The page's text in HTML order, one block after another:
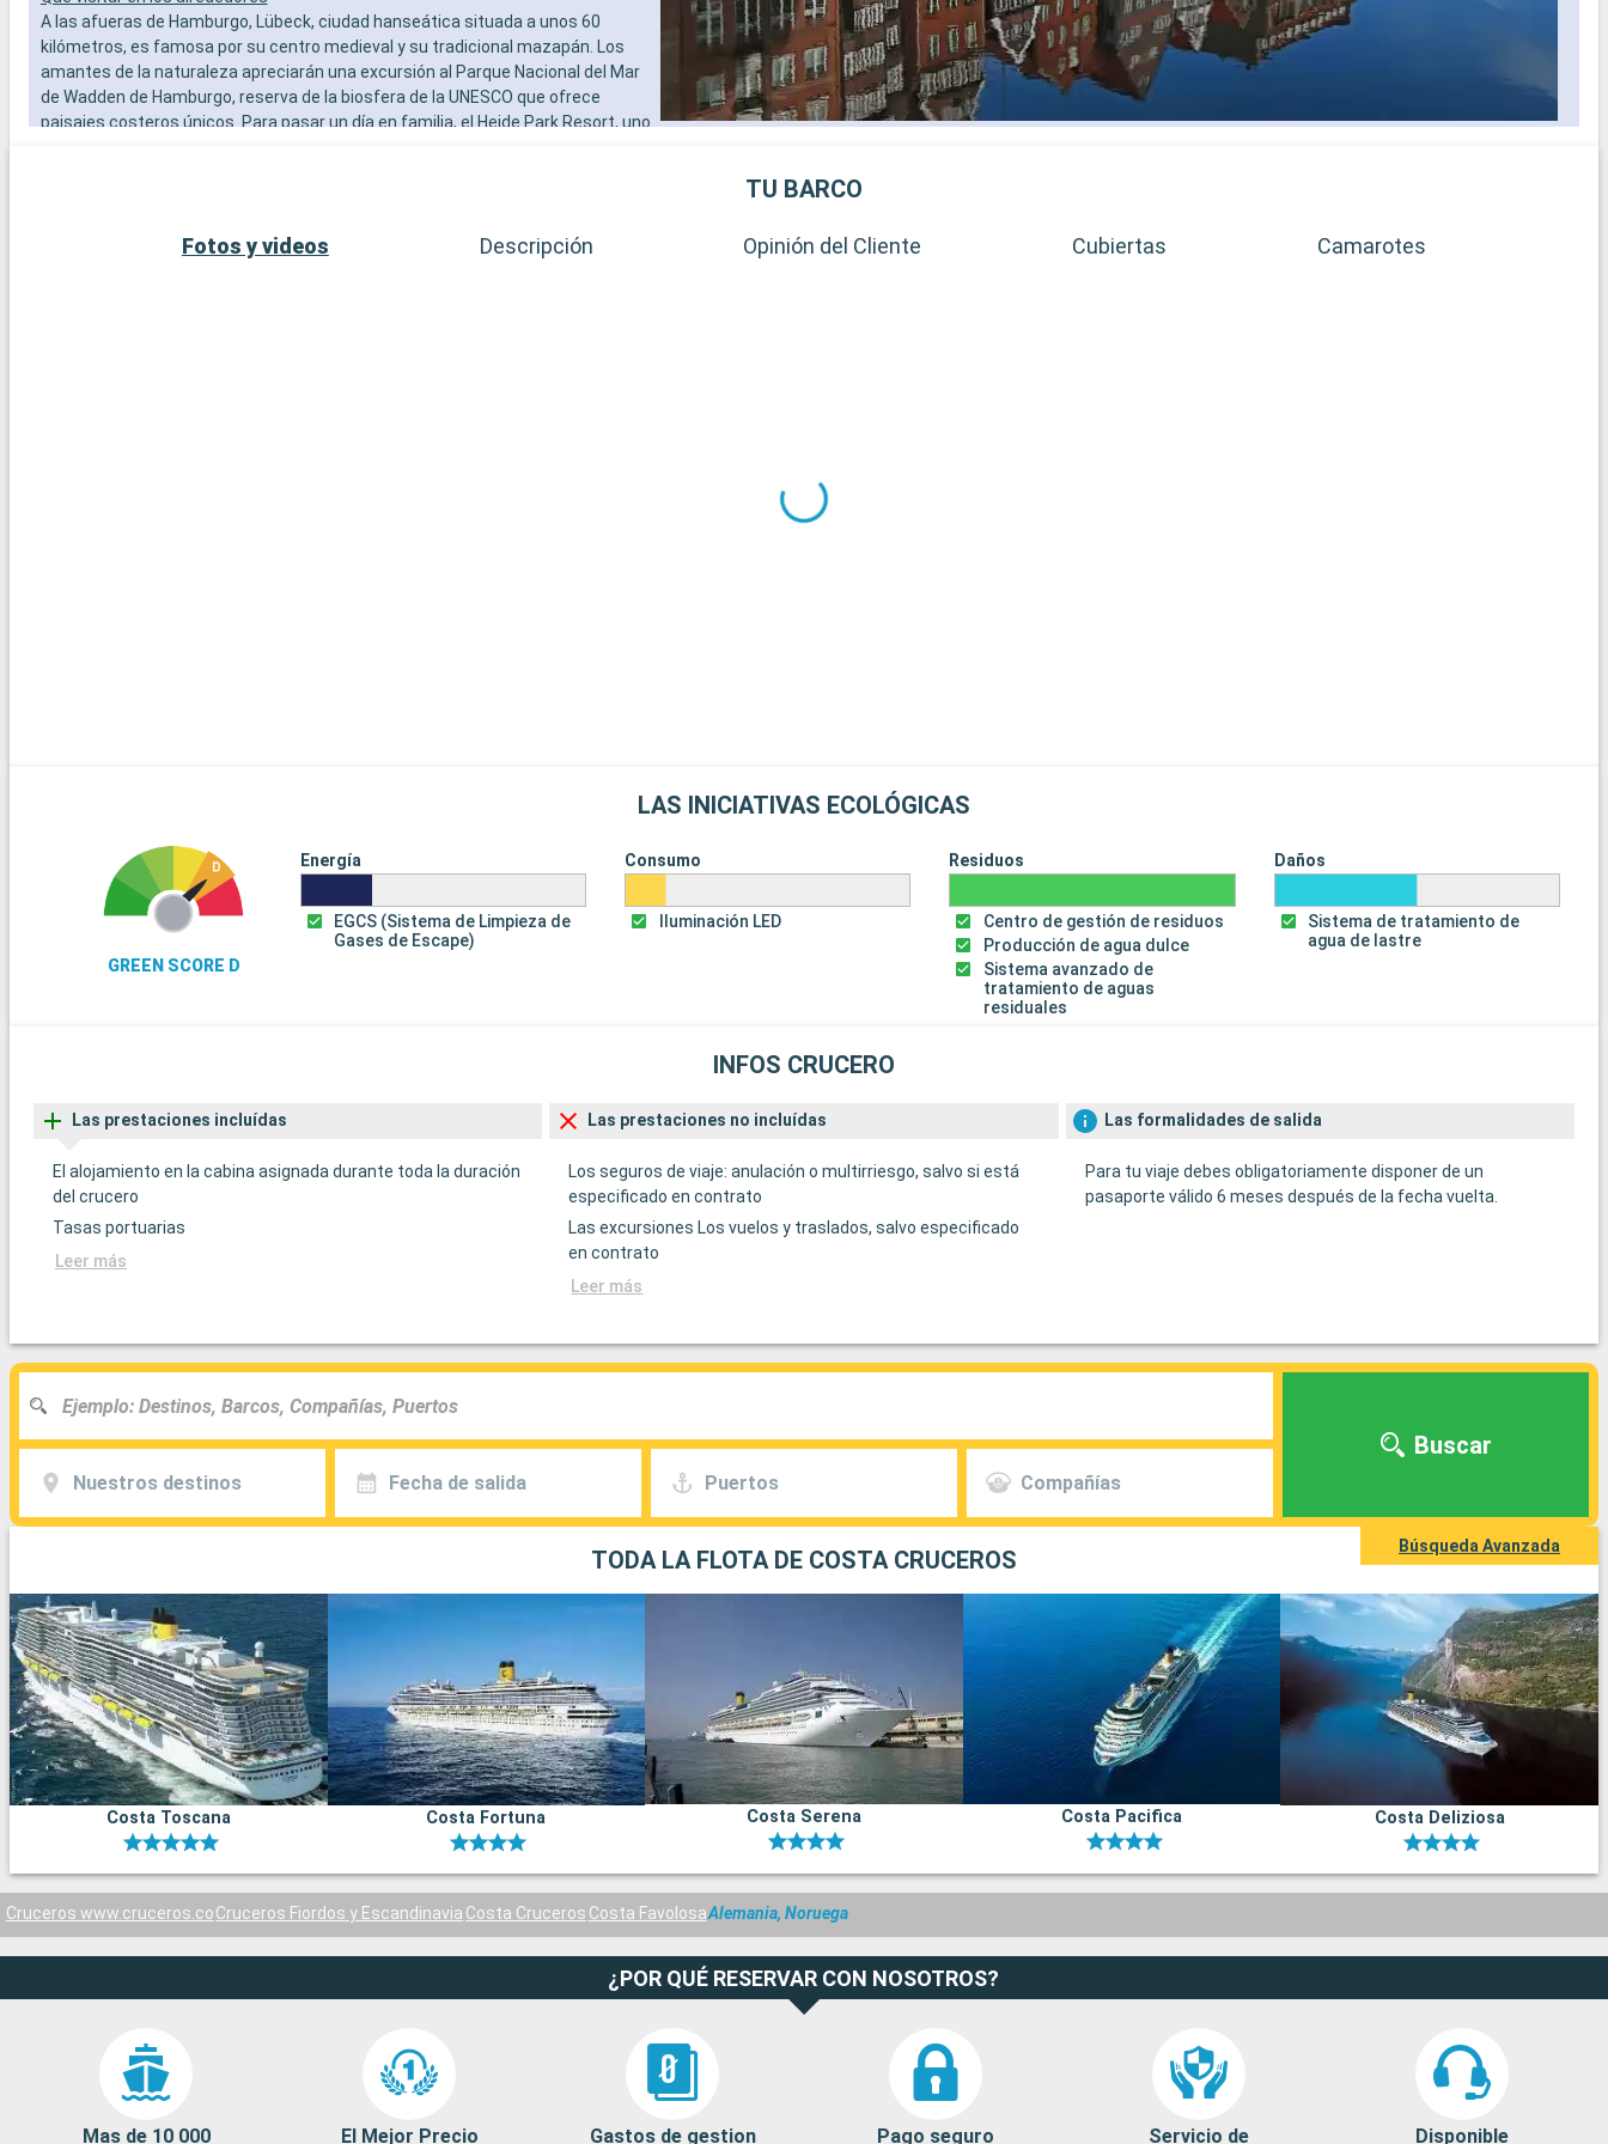
A las afueras de Hamburgo, Lübeck, ciudad hanseática situada a unos 60
kilómetros, es famosa por su centro medieval y su tradicional mazapán. Los
amantes de la naturaleza apreciarán una excursión al Parque Nacional del Mar
de Wadden de Hamburgo, reserva de la biosfera de la UNESCO que ofrece
paisajes costeros únicos. Para pasar un día en familia, el Heide Park Resort, uno
TU BARCO
Fotos y videos Descripción Opinión del Cliente Cubiertas Camarotes
LAS INICIATIVAS ECOLÓGICAS
GREEN SCORE D
Energía
EGCS (Sistema de Limpieza de
Gases de Escape)
Consumo
Iluminación LED
Residuos
Centro de gestión de residuos
Producción de agua dulce
Sistema avanzado de
tratamiento de aguas
residuales
Daños
Sistema de tratamiento de
agua de lastre
INFOS CRUCERO
Las prestaciones incluídas
El alojamiento en la cabina asignada durante toda la duración
del crucero
Tasas portuarias
Leer más
Las prestaciones no incluídas
Los seguros de viaje: anulación o multirriesgo, salvo si está
especificado en contrato
Las excursiones Los vuelos y traslados, salvo especificado
en contrato
Leer más
Las formalidades de salida
Para tu viaje debes obligatoriamente disponer de un
pasaporte válido 6 meses después de la fecha vuelta.
Nuestros destinos Fecha de salida Puertos Compañías
Buscar
Búsqueda Avanzada
TODA LA FLOTA DE COSTA CRUCEROS
Costa Toscana Costa Fortuna Costa Serena Costa Pacifica Costa Deliziosa
Cruceros www.cruceros.coCruceros Fiordos y Escandinavia Costa Cruceros Costa FavolosaAlemania, Noruega
¿POR QUÉ RESERVAR CON NOSOTROS?
Mas de 10 000 El Mejor Precio Gastos de gestion Pago seguro Servicio de Disponible